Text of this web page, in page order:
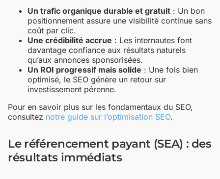
Un trafic organique durable et gratuit : Un bon
positionnement assure une visibilité continue sans
coût par clic.
Une crédibilité accrue : Les internautes font
davantage confiance aux résultats naturels
qu’aux annonces sponsorisées.
Un ROI progressif mais solide : Une fois bien
optimisé, le SEO génère un retour sur
investissement pérenne.
Pour en savoir plus sur les fondamentaux du SEO,
consultez notre guide sur l’optimisation SEO.
Le référencement payant (SEA) : des
résultats immédiats